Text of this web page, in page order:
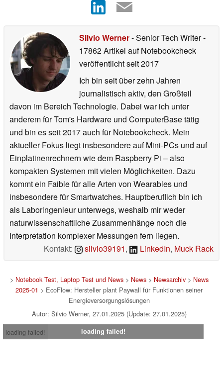
Silvio Werner- Senior Tech Writer-
17862 Artikel auf Notebookcheck
veröffentlichtseit 2017
Ich bin seit über zehn Jahren
journalistisch aktiv, den Großteil
davon im Bereich Technologie. Dabei war ich unter
anderem für Tom's Hardware und ComputerBase tätig
und bin es seit 2017 auch für Notebookcheck. Mein
aktueller Fokus liegt insbesondere auf Mini-PCs und auf
Einplatinenrechnern wie dem Raspberry Pi – also
kompakten Systemen mit vielen Möglichkeiten. Dazu
kommt ein Faible für alle Arten von Wearables und
insbesondere für Smartwatches. Hauptberuflich bin ich
als Laboringenieur unterwegs, weshalb mir weder
naturwissenschaftliche Zusammenhänge noch die
Interpretation komplexer Messungen fern liegen.
Kontakt:
silvio39191, LinkedIn, Muck Rack
> Notebook Test, Laptop Test und News> News> Newsarchiv> News
2025-01 > EcoFlow: Hersteller plant Paywall für Funktionen seiner
Energieversorgungslösungen
Autor: Silvio Werner, 27.01.2025 (Update: 27.01.2025)
loading failed!
loading failed!